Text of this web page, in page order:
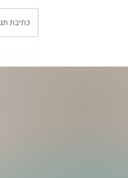
PANS?
כתיבת